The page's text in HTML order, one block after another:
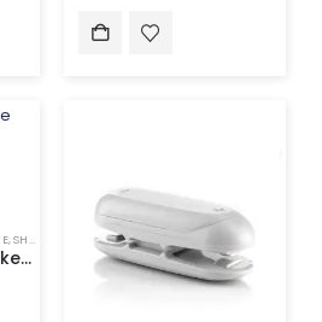
,SHËNDETI
Pilly – Kuti Elektronike për Ilaçe me Alarm – InnovaGoods